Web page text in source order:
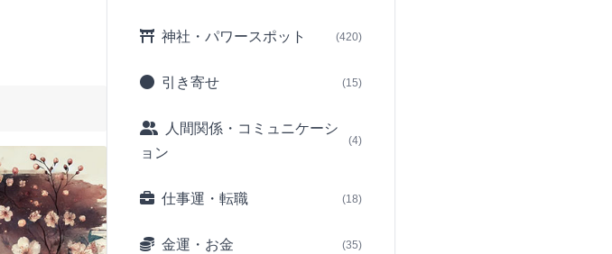
神社・パワースポット (420)
引き寄せ (15)
人間関係・コミュニケーシ
ョン
(4)
仕事運・転職 (18)
金運・お金 (35)